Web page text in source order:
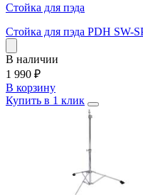
Стойка для пэда
Стойка для пэда PDH SW-
В наличии
1 990 ₽
В корзину
Купить в 1 клик